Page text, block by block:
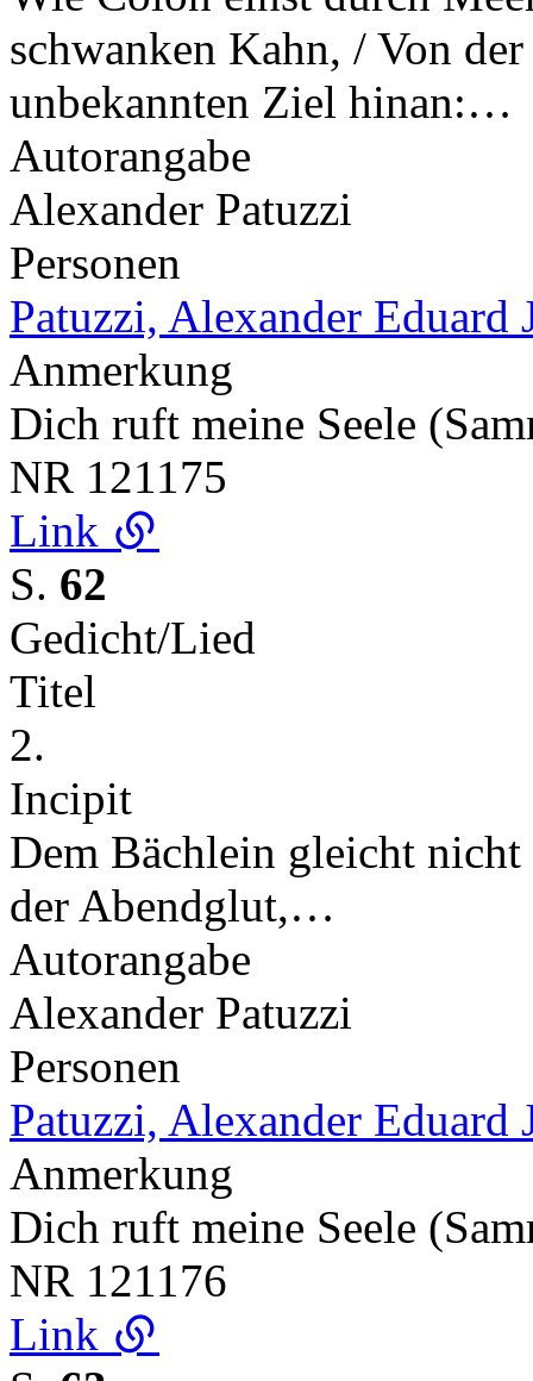
schwanken Kahn, / Von
unbekannten Ziel hinan:…
Autorangabe
Alexander Patuzzi
Personen
Patuzzi, Alexander Eduard
Anmerkung
Dich ruft meine Seele
NR 121175
Link
S. 62
Gedicht/Lied
Titel
2.
Incipit
Dem Bächlein gleicht
der Abendglut,…
Autorangabe
Alexander Patuzzi
Personen
Patuzzi, Alexander Eduard
Anmerkung
Dich ruft meine Seele
NR 121176
Link